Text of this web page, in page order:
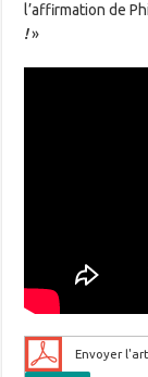
l’affirmation de
!»
Envoyer